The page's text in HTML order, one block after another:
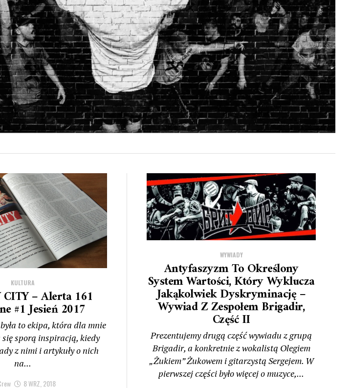
KULTURA
– Alerta 161
#1 Jesień 2017
to ekipa, która dla mnie
się sporą inspiracją, kiedy
z nimi i artykuły o nich
na...
8 WRZ, 2018
WYWIADY
Antyfaszyzm To Określony
System Wartości, Który Wyklucza
Jakąkolwiek Dyskryminację –
Wywiad Z Zespołem Brigadir,
Część II
Prezentujemy drugą część wywiadu z grupą
Brigadir, a konkretnie z wokalistą Olegiem
„Żukiem” Żukowem i gitarzystą Sergejem. W
pierwszej części było więcej o muzyce,...